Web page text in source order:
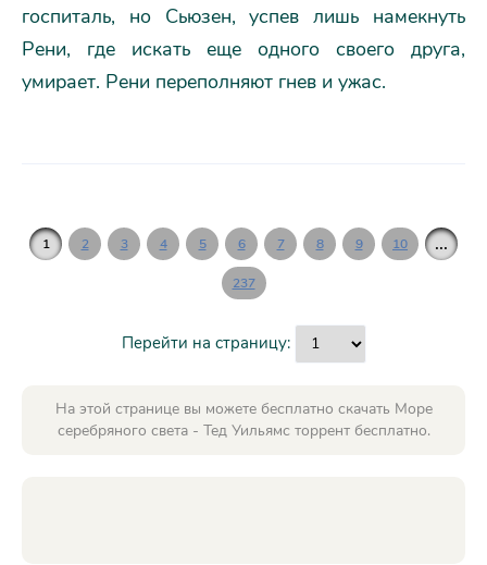
госпиталь, но Сьюзен, успев лишь намекнуть
Рени, где искать еще одного своего друга,
умирает. Рени переполняют гнев и ужас.
1 2 3 4 5 6 7 8 9 10 ...
237
Перейти на страницу:
На этой странице вы можете бесплатно скачать Море
серебряного света - Тед Уильямс торрент бесплатно.